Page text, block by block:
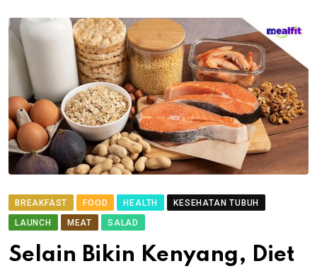
BREAKFAST FOOD HEALTH
KESEHATAN TUBUH
LAUNCH
MEAT SALAD
Selain Bikin Kenyang, Diet